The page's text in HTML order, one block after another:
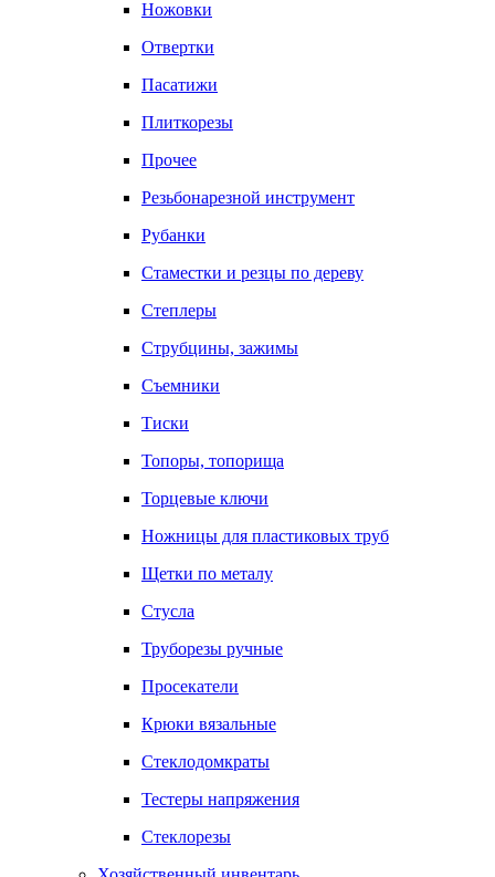
Ножовки
Отвертки
Пасатижи
Плиткорезы
Прочее
Резьбонарезной инструмент
Рубанки
Стаместки и резцы по дереву
Степлеры
Струбцины, зажимы
Съемники
Тиски
Топоры, топорища
Торцевые ключи
Ножницы для пластиковых труб
Щетки по металу
Стусла
Труборезы ручные
Просекатели
Крюки вязальные
Стеклодомкраты
Тестеры напряжения
Стеклорезы